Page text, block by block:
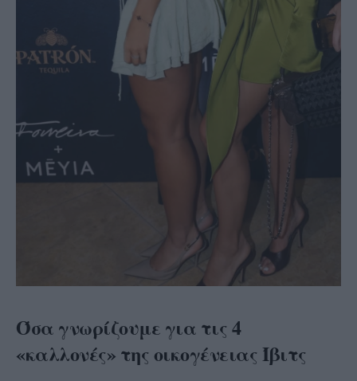
Όσα γνωρίζουμε για τις 4
«καλλονές» της οικογένειας Ίβιτς